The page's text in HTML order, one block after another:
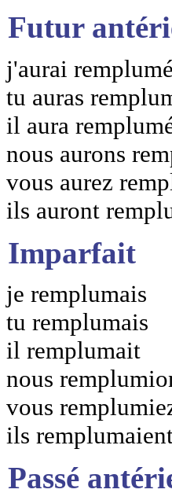
Futur
j'aurai remplumé
tu auras
il aura
nous aurons
vous aurez
ils auront
Imparfait
je remplumais
tu remplumais
il remplumait
nous
vous
ils
Passé